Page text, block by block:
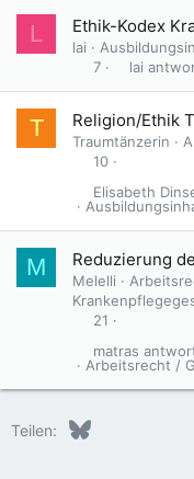
L Ethik-Kodex
lai
7
lai
T Religion/Ethik
Traumtänzerin
10
Elisabeth
M Reduzierung
Melelli
21
Arbeitsrecht /
matras
Teilen: Bluesky